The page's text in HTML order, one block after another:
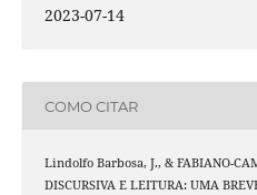
2023-07-14
COMO CITAR
Lindolfo Barbosa, J., & FABIANO-
DISCURSIVA E LEITURA: UMA